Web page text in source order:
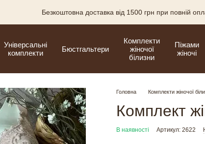
Безкоштовна доставка від 1500 грн при повній
Універсальні
комплекти
Бюстгальтери
Комплекти
жіночої
білизни
Піжами
жіночі
Головна Комплекти жіночої
Комплект
В наявності Артикул: 2622